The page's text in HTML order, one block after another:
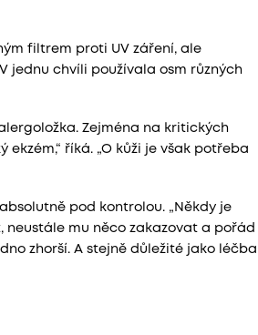
filtrem proti UV záření, ale
jednu chvíli používala osm různých
Zejména na kritických
říká. „O kůži je však potřeba
pod kontrolou. „Někdy je
mu něco zakazovat a pořád
zhorší. A stejně důležité jako léčba